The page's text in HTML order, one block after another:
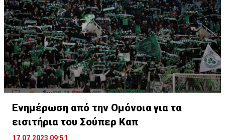
Ενημέρωση από την Ομόνοια για τα
εισιτήρια του Σούπερ Καπ
17.07.2023 09:51